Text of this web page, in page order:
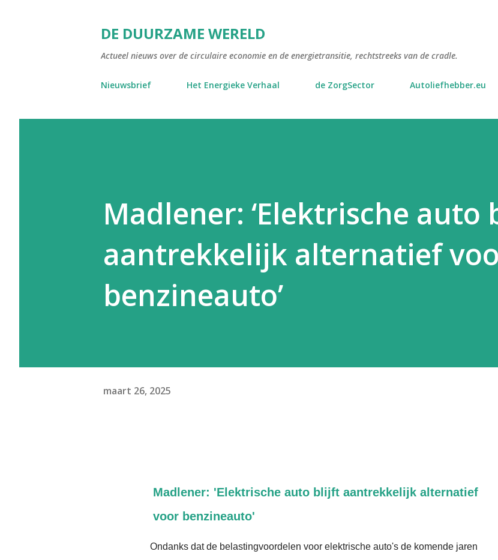
DE DUURZAME WERELD
Actueel nieuws over de circulaire economie en de energietransitie, rechtstreeks van de cradle.
Nieuwsbrief Het Energieke Verhaal de ZorgSector Autoliefhebber.eu
Madlener: ‘Elektrische auto
aantrekkelijk alternatief
benzineauto’
maart 26, 2025
Madlener: 'Elektrische auto blijft aantrekkelijk alternatief
voor benzineauto'
Ondanks dat de belastingvoordelen voor elektrische auto's de komende jaren